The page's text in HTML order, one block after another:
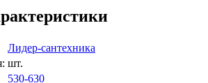
Лидер-сантехника
шт.
530-630